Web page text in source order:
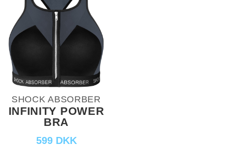
SHOCK ABSORBER
INFINITY POWER
BRA
599 DKK